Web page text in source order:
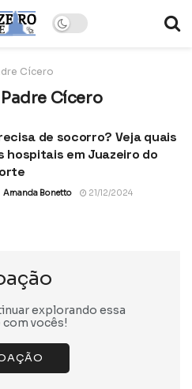
Cícero
Cícero
de socorro? Veja quais
hospitais em Juazeiro do
Amanda Bonetto 21/12/2024
explorando essa
com vocês!